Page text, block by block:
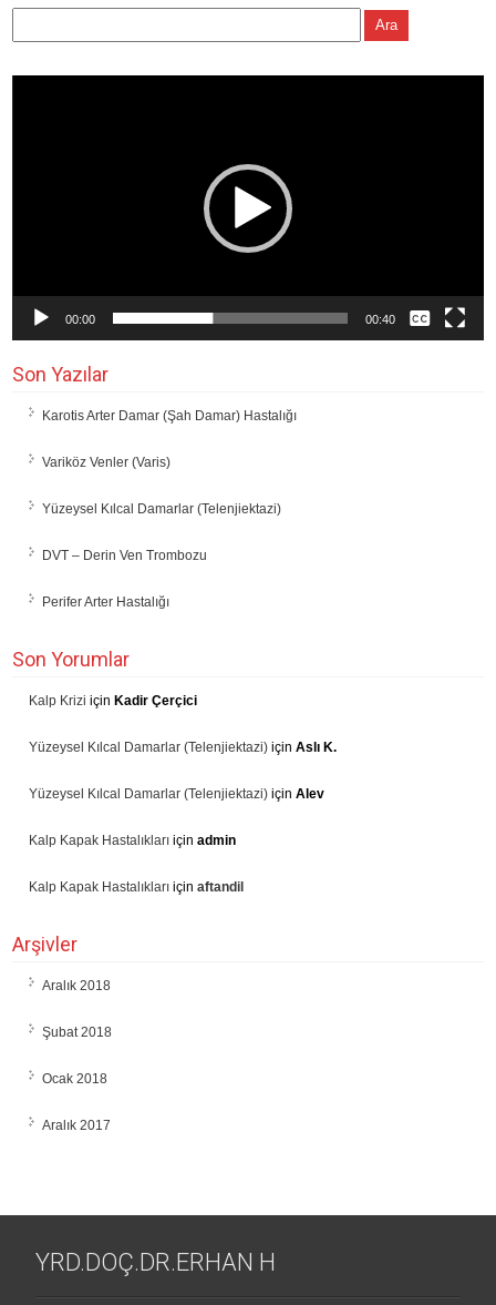
00:00 00:40
Son Yazılar
Karotis Arter Damar (Şah Damar) Hastalığı
Variköz Venler (Varis)
Yüzeysel Kılcal Damarlar (Telenjiektazi)
DVT – Derin Ven Trombozu
Perifer Arter Hastalığı
Son Yorumlar
Kalp Krizi için Kadir Çerçici
Yüzeysel Kılcal Damarlar (Telenjiektazi) içinAslı K.
Yüzeysel Kılcal Damarlar (Telenjiektazi) içinAlev
Kalp Kapak Hastalıkları içinadmin
Kalp Kapak Hastalıkları içinaftandil
Arşivler
Aralık 2018
Şubat 2018
Ocak 2018
Aralık 2017
YRD.DOÇ.DR.ERHAN H